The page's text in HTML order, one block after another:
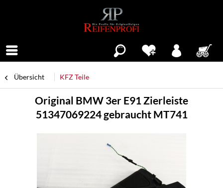
Übersicht KFZ Teile
Original BMW 3er E91 Zierleiste
51347069224 gebraucht MT741